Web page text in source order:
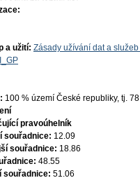
a užití: Zásady užívání dat a služeb
100 % území České republiky, tj.
pravoúhelník
souřadnice: 12.09
souřadnice: 18.86
48.55
souřadnice: 51.06